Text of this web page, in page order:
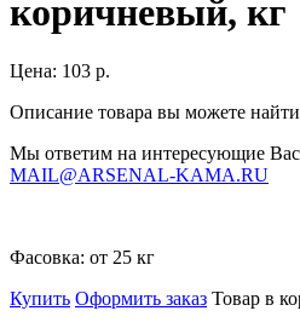
коричневый, кг
Цена: 103 р.
Описание товара вы можете
Мы ответим на интересующие
MAIL@ARSENAL-KAMA.RU
Фасовка: от 25 кг
Купить Оформить заказ Товар в